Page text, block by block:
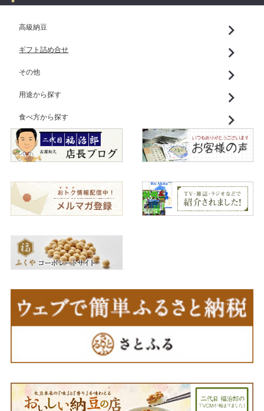
高級納豆
ギフト詰め合せ
その他
用途から探す
食べ方から探す